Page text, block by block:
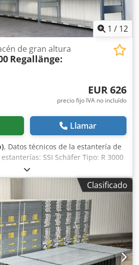
1 / 12
de gran altura
Regallänge:
EUR 626
precio fijo IVA no incluído
Llamar
, Datos técnicos de la estantería de
SSI Schäfer Tipo: R 3000
Número de filas de
de la estantería: 8.190 mm
fila: 05 uds. Alcance de
bastidores para estantería de
del material: galvanizado
Paso de ajuste: 26,5 | 26,5
del bastidor: 31x60x0,88 mm
kg Incl. travesaño de separación y
están premontados) 2.490 mm
30x bandejas, usadas Color del
Clasificado